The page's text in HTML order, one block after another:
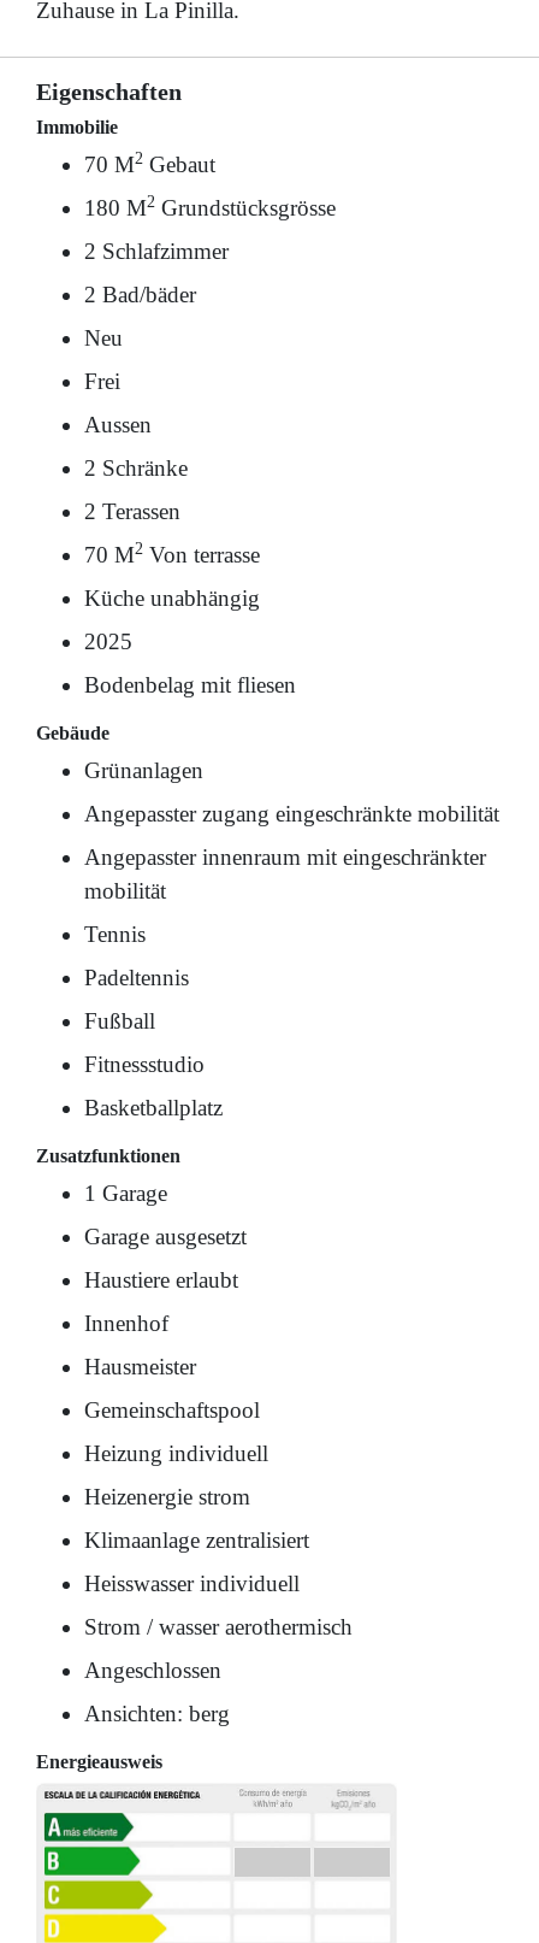
Zuhause in La Pinilla.
Eigenschaften
Immobilie
70 M2 Gebaut
180 M2 Grundstücksgrösse
2 Schlafzimmer
2 Bad/bäder
Neu
Frei
Aussen
2 Schränke
2 Terassen
70 M2 Von terrasse
Küche unabhängig
2025
Bodenbelag mit fliesen
Gebäude
Grünanlagen
Angepasster zugang eingeschränkte mobilität
Angepasster innenraum mit eingeschränkter
mobilität
Tennis
Padeltennis
Fußball
Fitnessstudio
Basketballplatz
Zusatzfunktionen
1 Garage
Garage ausgesetzt
Haustiere erlaubt
Innenhof
Hausmeister
Gemeinschaftspool
Heizung individuell
Heizenergie strom
Klimaanlage zentralisiert
Heisswasser individuell
Strom / wasser aerothermisch
Angeschlossen
Ansichten: berg
Energieausweis